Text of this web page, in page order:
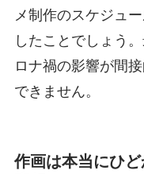
メ制作のスケジュ
したことでしょう
ロナ禍の影響が間
できません。
作画は本当にひ